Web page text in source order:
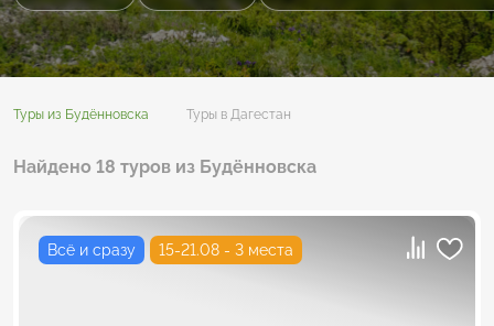
Туры из Будённовска Туры в Дагестан
Найдено 18 туров из Будённовска
Всё и сразу 15-21.08 - 3 места